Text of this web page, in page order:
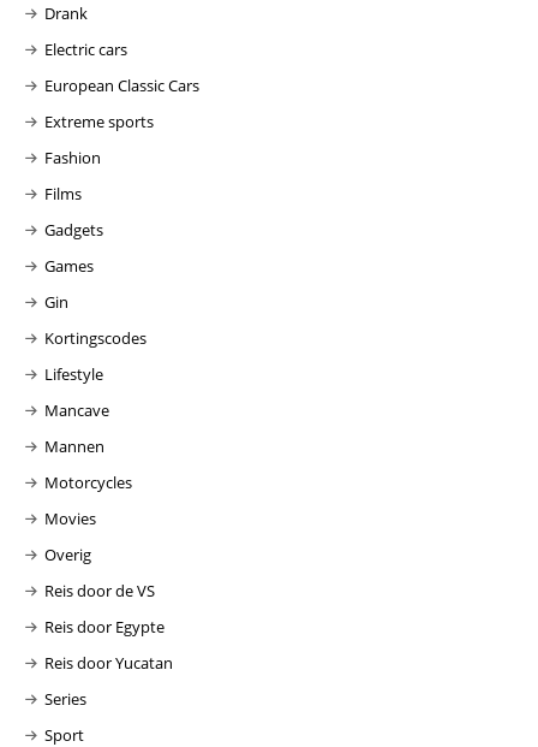
Drank
Electric cars
European Classic Cars
Extreme sports
Fashion
Films
Gadgets
Games
Gin
Kortingscodes
Lifestyle
Mancave
Mannen
Motorcycles
Movies
Overig
Reis door de VS
Reis door Egypte
Reis door Yucatan
Series
Sport